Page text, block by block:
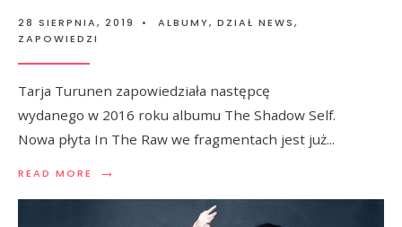
28 SIERPNIA, 2019 • ALBUMY, DZIAŁ NEWS,
ZAPOWIEDZI
Tarja Turunen zapowiedziała następcę
wydanego w 2016 roku albumu The Shadow Self.
Nowa płyta In The Raw we fragmentach jest już...
READ MORE →